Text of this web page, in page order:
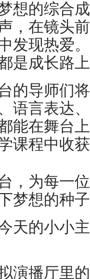
想的综合
，在镜头
发现热爱
是成长路
导师们将
语言表达
能在舞台
课程中收
为每一位
梦想的种
的小小主
播厅里的